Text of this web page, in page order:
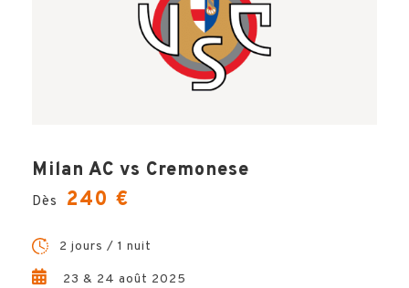
Milan AC vs Cremonese
Dès 240 €
2 jours / 1 nuit
23 & 24 août 2025